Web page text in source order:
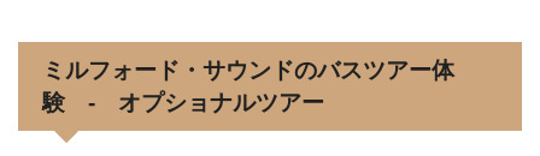
ミルフォード・サウンドのバスツアー体
験 - オプショナルツアー